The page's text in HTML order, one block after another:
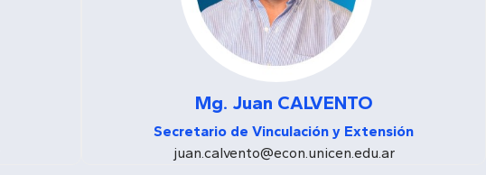
Mg. Juan CALVENTO
Secretario de Vinculación y Extensión
juan.calvento@econ.unicen.edu.ar